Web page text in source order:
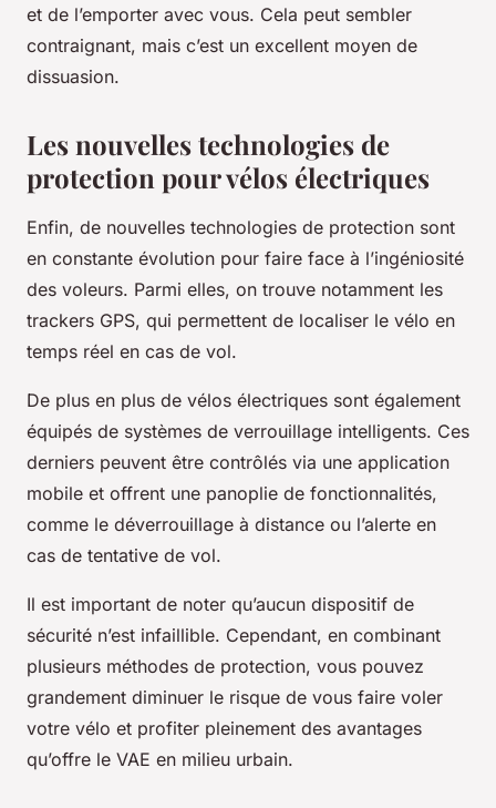
et de l’emporter avec vous. Cela peut sembler
contraignant, mais c’est un excellent moyen de
dissuasion.
Les nouvelles technologies de
protection pour vélos électriques
Enfin, de nouvelles technologies de protection sont
en constante évolution pour faire face à l’ingéniosité
des voleurs. Parmi elles, on trouve notamment les
trackers GPS, qui permettent de localiser le vélo en
temps réel en cas de vol.
De plus en plus de vélos électriques sont également
équipés de systèmes de verrouillage intelligents. Ces
derniers peuvent être contrôlés via une application
mobile et offrent une panoplie de fonctionnalités,
comme le déverrouillage à distance ou l’alerte en
cas de tentative de vol.
Il est important de noter qu’aucun dispositif de
sécurité n’est infaillible. Cependant, en combinant
plusieurs méthodes de protection, vous pouvez
grandement diminuer le risque de vous faire voler
votre vélo et profiter pleinement des avantages
qu’offre le VAE en milieu urbain.